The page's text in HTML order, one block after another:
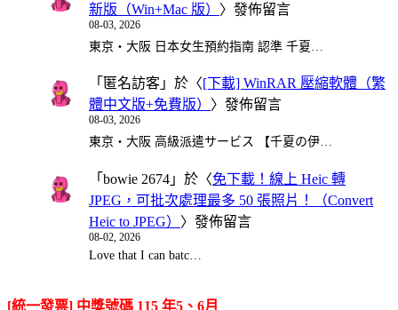
新版（Win+Mac 版） 〉發佈留言
08-03, 2026
東京・大阪 日本女生預約指南 認準 千夏…
「 匿名訪客 」於〈[下載] WinRAR 壓縮軟體（繁
體中文版+免費版） 〉發佈留言
08-03, 2026
東京・大阪 高級派遣サービス 【千夏の伊…
「 bowie 2674 」於〈免下載！線上 Heic 轉
JPEG，可批次處理最多 50 張照片！（Convert
Heic to JPEG） 〉發佈留言
08-02, 2026
Love that I can batc…
[統一發票] 中獎號碼 115 年5、6月